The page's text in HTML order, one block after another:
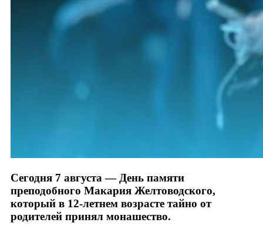
Сегодня 7 августа — День памяти
преподобного Макария Желтоводского,
который в 12-летнем возрасте тайно от
родителей принял монашество.